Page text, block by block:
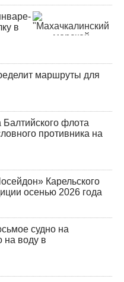
в
маршруты для
Балтийского флота
противника на
Карельского
осенью 2026 года
судно на
на воду в